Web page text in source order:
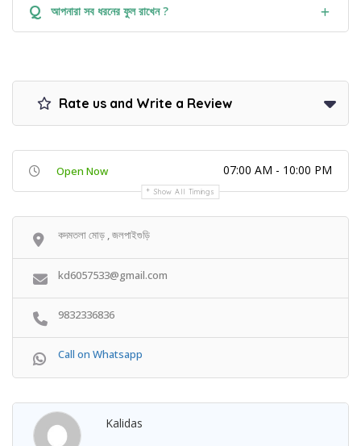
Q আপনারা সব ধরনের ফুল রাখেন ?
Rate us and Write a Review
Open Now 07:00 AM - 10:00 PM
Show All Timings
কদমতলা মোড় , জলপাইগুড়ি
kd6057533@gmail.com
9832336836
Call on Whatsapp
Kalidas